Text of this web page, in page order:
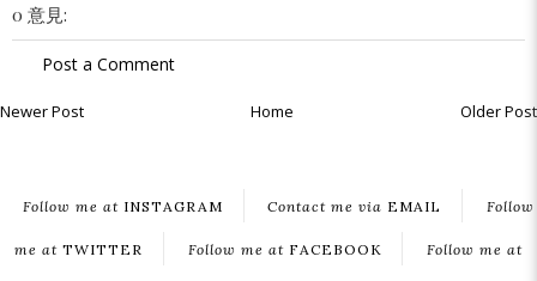
0 意見:
Post a Comment
Newer Post Older Post
Home
Follow me atINSTAGRAM Contact me via EMAIL Follow
me atTWITTER Follow me atFACEBOOK Follow me at